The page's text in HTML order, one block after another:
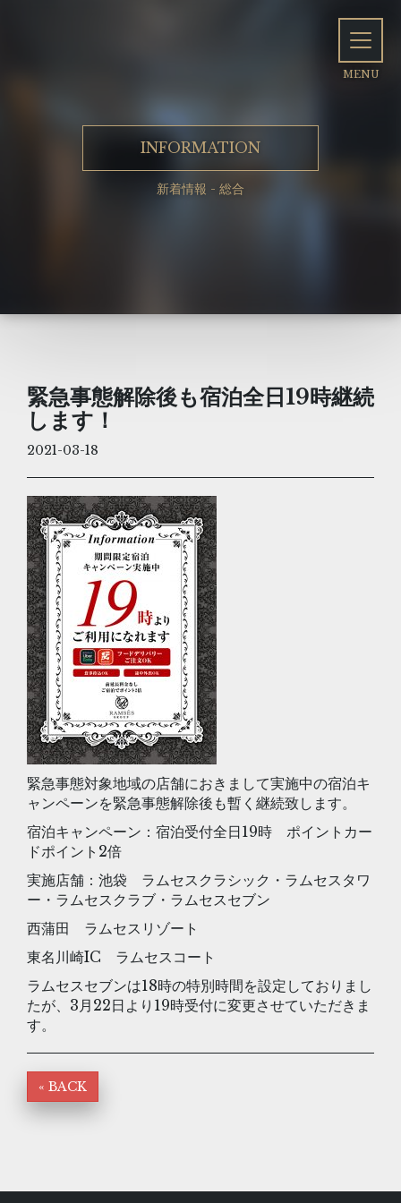
INFORMATION
新着情報 - 総合
緊急事態解除後も宿泊全日19時継続
します！
2021-03-18
緊急事態対象地域の店舗におきまして実施中の宿泊キ
ャンペーンを緊急事態解除後も暫く継続致します。
宿泊キャンペーン：宿泊受付全日19時 ポイントカー
ドポイント2倍
実施店舗：池袋 ラムセスクラシック・ラムセスタワ
ー・ラムセスクラブ・ラムセスセブン
西蒲田 ラムセスリゾート
東名川崎IC ラムセスコート
ラムセスセブンは18時の特別時間を設定しておりまし
たが、3月22日より19時受付に変更させていただきま
す。
« BACK